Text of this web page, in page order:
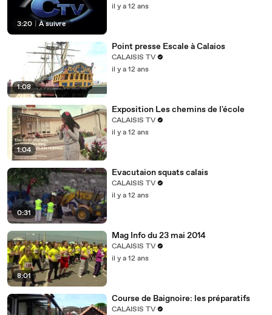
3:20 À suivre
il y a 12 ans
1:08
Point presse Escale à Calaios
CALAISIS TV
il y a 12 ans
1:04
Exposition Les chemins de l'école
CALAISIS TV
il y a 12 ans
0:31
Evacutaion squats calais
CALAISIS TV
il y a 12 ans
8:01
Mag Info du 23 mai 2014
CALAISIS TV
il y a 12 ans
Course de Baignoire: les préparatifs
CALAISIS TV